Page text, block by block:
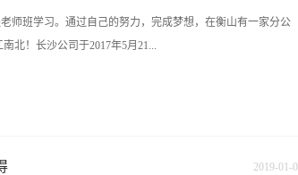
工程，CAD施工图要画好：（CAD培训）一、要熟悉材料，
好。二、懂所有的施工，水电泥木油的工艺都能熟悉是最好
，十个人有十个人的想法和看法，每个设计师设计出来的风
师班学习。通过自己的努力，完成梦想，在衡山有一家分公
北！长沙公司于2017年5月21...
2019-01 -